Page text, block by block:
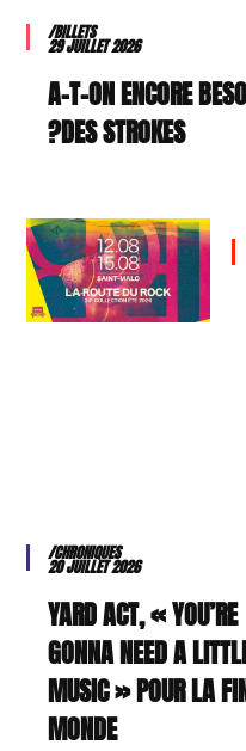
/BILLETS
29 JUILLET 2026
A-T-ON ENCORE
DES STROKES?
/CHRONIQUES
20 JUILLET 2026
YARD ACT, « YOU’RE
GONNA NEED A
MUSIC » POUR LA
MONDE